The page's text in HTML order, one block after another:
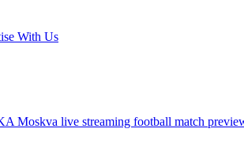
With Us
Moskva live streaming football match